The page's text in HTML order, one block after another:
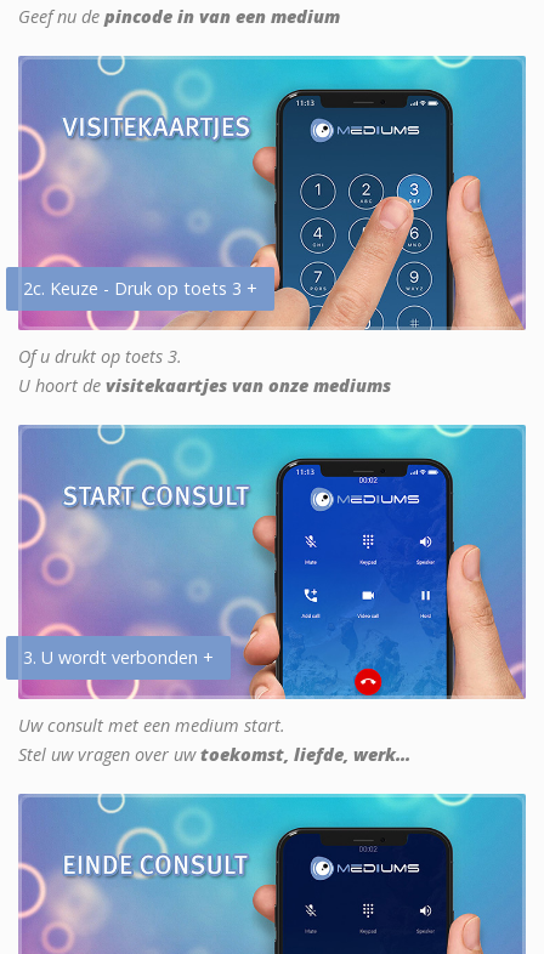
Geef nu de pincode in van een medium
2c. Keuze - Druk op toets 3 +
Of u drukt op toets 3.
U hoort de visitekaartjes van onze mediums
3. U wordt verbonden +
Uw consult met een medium start.
Stel uw vragen over uwtoekomst, liefde, werk...